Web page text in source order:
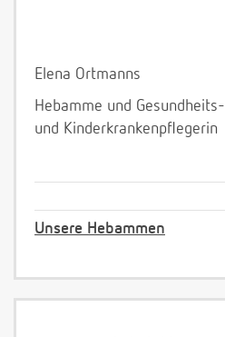
Elena Ortmanns
Hebamme und Gesundheits-
und Kinderkrankenpflegerin
Unsere Hebammen